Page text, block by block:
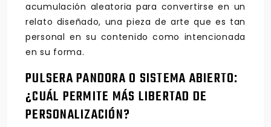
acumulación aleatoria para convertirse en un
relato diseñado, una pieza de arte que es tan
personal en su contenido como intencionada
en su forma.
PULSERA PANDORA O SISTEMA ABIERTO:
¿CUÁL PERMITE MÁS LIBERTAD DE
PERSONALIZACIÓN?